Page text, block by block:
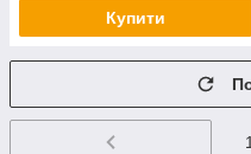
Купити
1